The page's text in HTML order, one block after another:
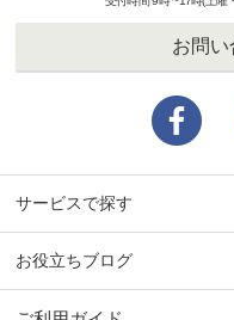
お問い
サービスで探す
お役立ちブログ